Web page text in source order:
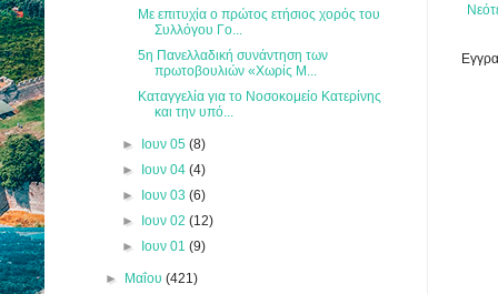
Με επιτυχία ο πρώτος ετήσιος χορός του
Συλλόγου Γο...
5η Πανελλαδική συνάντηση των
πρωτοβουλιών «Χωρίς Μ...
Καταγγελία για το Νοσοκομείο Κατερίνης
και την υπό...
► Ιουν 05 (8)
► Ιουν 04 (4)
► Ιουν 03 (6)
► Ιουν 02 (12)
► Ιουν 01 (9)
► Μαΐου(421)